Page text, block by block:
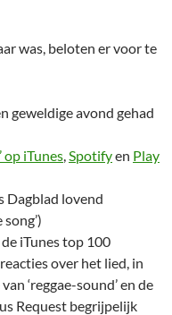
was, beloten er voor te
geweldige avond gehad
op iTunes,Spotifyen Play
Dagblad lovend
iTunes top 100
over het lied, in
‘reggae-sound’ en de
Request begrijpelijk